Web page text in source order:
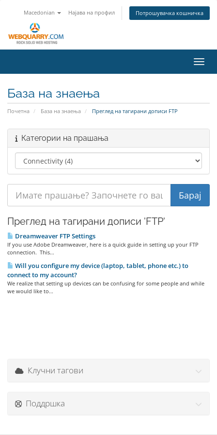
Macedonian Најава на профил Потрошувачка кошничка
База на знаења
Почетна База на знаења Преглед на тагирани дописи FTP
Категории на прашања
Преглед на тагирани дописи 'FTP'
Dreamweaver FTP Settings
If you use Adobe Dreamweaver, here is a quick guide in setting up your FTP
connection. This...
Will you configure my device (laptop, tablet, phone etc.) to
connect to my account?
We realize that setting up devices can be confusing for some people and while
we would like to...
Клучни тагови
Поддршка